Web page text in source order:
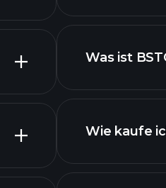
Was ist
Wie kaufe